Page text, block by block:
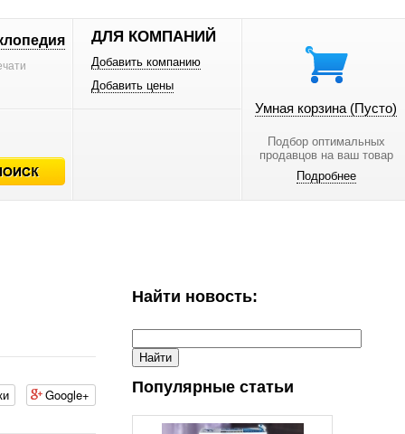
ДЛЯ КОМПАНИЙ
Добавить компанию
Добавить цены
Умная корзина (Пусто)
Подбор оптимальных
продавцов на ваш товар
Подробнее
Google+
Найти новость:
Популярные статьи